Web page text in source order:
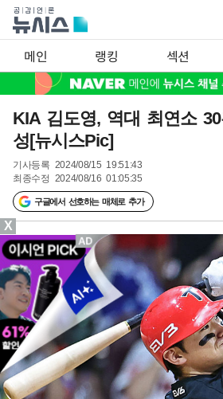
메인 랭킹 섹션
KIA 김도영, 역대 최연소
성[뉴시스Pic]
기사등록 2024/08/15 19:51:43
최종수정 2024/08/16 01:05:35
구글에서 선호하는 매체로 추가
X